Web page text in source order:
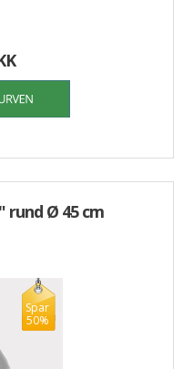
rund Ø 45 cm
Spar
50%